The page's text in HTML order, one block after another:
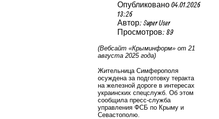
Опубликовано 04.01.2026
13:26
Автор: Super User
Просмотров: 89
(Вебсайт «Крыминформ» от 21
августа 2025 года)
Жительница Симферополя
осуждена за подготовку теракта
на железной дороге в интересах
украинских спецслужб. Об этом
сообщила пресс-служба
управления ФСБ по Крыму и
Севастополю.